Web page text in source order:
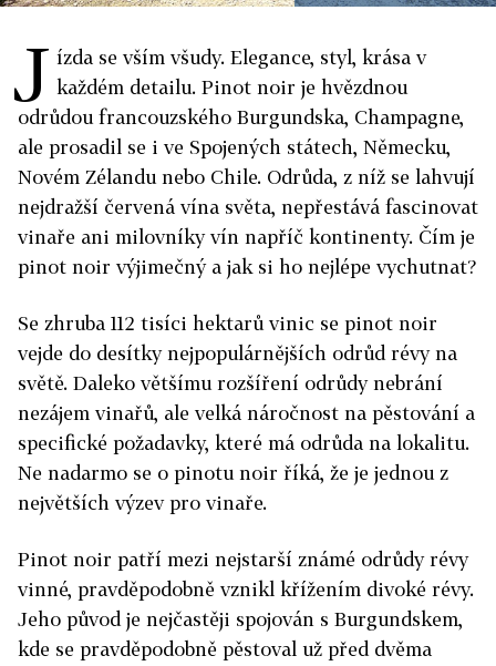
J ízda se vším všudy. Elegance, styl, krása v
každém detailu. Pinot noir je hvězdnou
odrůdou francouzského Burgundska, Champagne,
ale prosadil se i ve Spojených státech, Německu,
Novém Zélandu nebo Chile. Odrůda, z níž se lahvují
nejdražší červená vína světa, nepřestává fascinovat
vinaře ani milovníky vín napříč kontinenty. Čím je
pinot noir výjimečný a jak si ho nejlépe vychutnat?
Se zhruba 112 tisíci hektarů vinic se pinot noir
vejde do desítky nejpopulárnějších odrůd révy na
světě. Daleko většímu rozšíření odrůdy nebrání
nezájem vinařů, ale velká náročnost na pěstování a
specifické požadavky, které má odrůda na lokalitu.
Ne nadarmo se o pinotu noir říká, že je jednou z
největších výzev pro vinaře.
Pinot noir patří mezi nejstarší známé odrůdy révy
vinné, pravděpodobně vznikl křížením divoké révy.
Jeho původ je nejčastěji spojován s Burgundskem,
kde se pravděpodobně pěstoval už před dvěma